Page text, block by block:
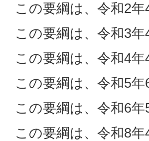
この要綱は、令和2
この要綱は、令和3
この要綱は、令和4
この要綱は、令和5
この要綱は、令和6
この要綱は、令和8